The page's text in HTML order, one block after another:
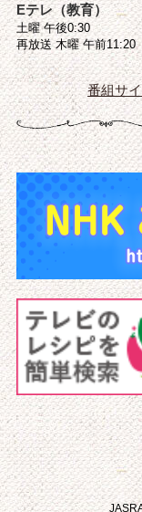
Eテレ（教育）
土曜 午後0:30
再放送 木曜 午前11:20
番組サ